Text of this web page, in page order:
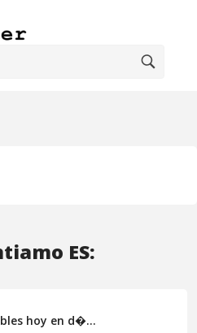
ES:
hoy en d�...